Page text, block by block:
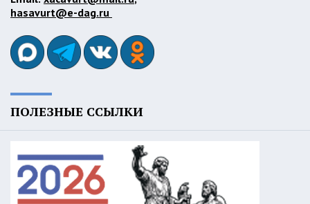
hasavurt@e-dag.ru
ПОЛЕЗНЫЕ ССЫЛКИ